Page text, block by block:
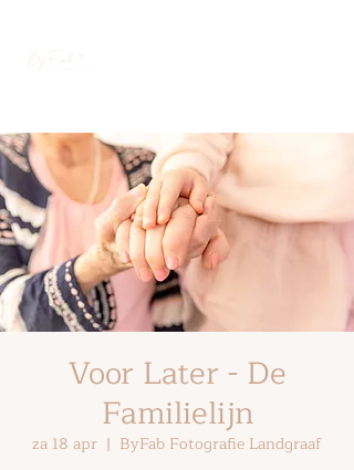
Voor Later - De
Familielijn
za 18 apr
  |
ByFab Fotografie Landgraaf